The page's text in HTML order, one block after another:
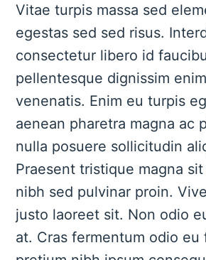
Vitae turpis massa sed
egestas sed sed risus.
consectetur libero id
pellentesque dignissim
venenatis. Enim eu turpis
aenean pharetra magna ac
nulla posuere sollicitudin
Praesent tristique magna
nibh sed pulvinar proin.
justo laoreet sit. Non odio
at. Cras fermentum odio eu